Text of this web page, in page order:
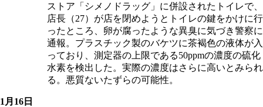
ストア「シメノドラッグ」に併設されたトイレで、
店長（27）が店を閉めようとトイレの鍵をかけに行
ったところ、卵が腐ったような異臭に気づき警察に
通報。プラスチック製のバケツに茶褐色の液体が入
っており、測定器の上限である50ppmの濃度の硫化
水素を検出した。実際の濃度はさらに高いとみられ
る。悪質ないたずらの可能性。
1月16日